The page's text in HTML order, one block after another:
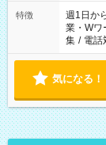
特徴 週1日か
業・Wワ
集 / 電話
気になる！